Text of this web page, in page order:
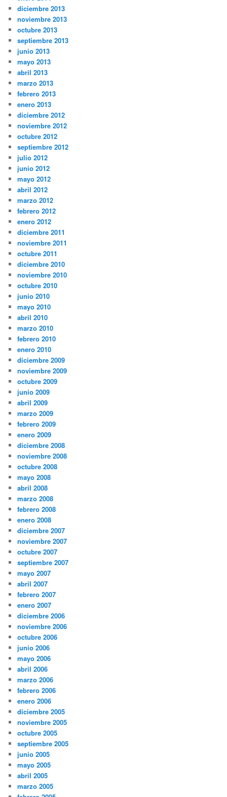
diciembre 2013
noviembre 2013
octubre 2013
septiembre 2013
junio 2013
mayo 2013
abril 2013
marzo 2013
febrero 2013
enero 2013
diciembre 2012
noviembre 2012
octubre 2012
septiembre 2012
julio 2012
junio 2012
mayo 2012
abril 2012
marzo 2012
febrero 2012
enero 2012
diciembre 2011
noviembre 2011
octubre 2011
diciembre 2010
noviembre 2010
octubre 2010
junio 2010
mayo 2010
abril 2010
marzo 2010
febrero 2010
enero 2010
diciembre 2009
noviembre 2009
octubre 2009
junio 2009
abril 2009
marzo 2009
febrero 2009
enero 2009
diciembre 2008
noviembre 2008
octubre 2008
mayo 2008
abril 2008
marzo 2008
febrero 2008
enero 2008
diciembre 2007
noviembre 2007
octubre 2007
septiembre 2007
mayo 2007
abril 2007
febrero 2007
enero 2007
diciembre 2006
noviembre 2006
octubre 2006
junio 2006
mayo 2006
abril 2006
marzo 2006
febrero 2006
enero 2006
diciembre 2005
noviembre 2005
octubre 2005
septiembre 2005
junio 2005
mayo 2005
abril 2005
marzo 2005